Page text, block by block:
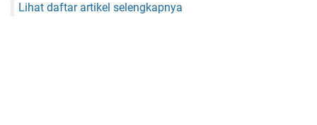
Lihat daftar artikel selengkapnya